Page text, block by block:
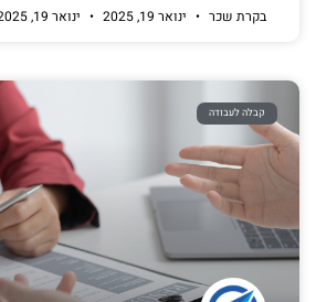
בקרת שכר
ינואר 19, 2025 ינואר 19, 2025
קבלה לעבודה